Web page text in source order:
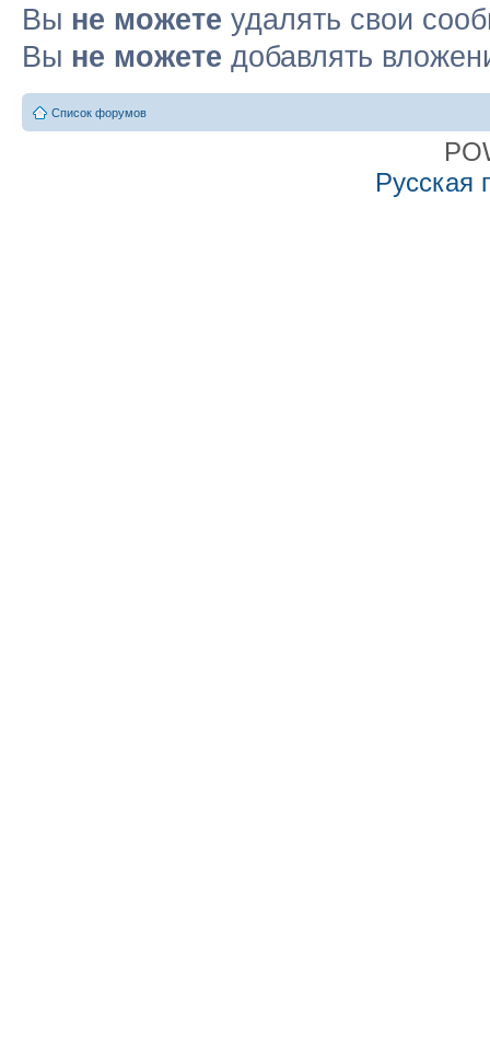
Вы не можете удалять свои
Вы не можете добавлять
Список форумов
Русская